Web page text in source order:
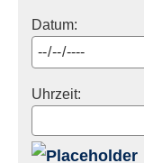
Datum:
Uhrzeit: